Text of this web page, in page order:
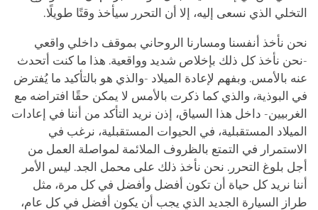
التخلي الذي نسعى إليه، إلا أن التحرر سيأخذ وقتًا طويلًا.
نحن نأخذ أنفسنا ومسارنا الروحاني بموقف داخلي واقعي
-نحن نأخذ كل ذلك بإخلاص شديد وواقعية. هذا ما كنت أتحدث
عنه بالأمس. وبفهم لإعادة الميلاد -والذي هو بالتأكيد ما يُفترض
في البوذية، والذي كما ذكرت بالأمس لا يمكن حقًا افتراضه مع
الغربيين- داخل هذا السياق، إذن نريد التأكد من أننا في إعادات
الميلاد المستقبلية، في الحيوات المستقبلية، نرغب في
الاستمرار في التمتع بالظروف الملائمة لمواصلة العمل من
أجل بلوغ التحرر. نحن نأخذ ذلك على محمل الجد. ليس الأمر
أننا نريد كل حياة أن تكون أفضل وأفضل في كل مرة، مثل
طراز السيارة الجديد الذي يجب أن يكون أفضل في كل عام،